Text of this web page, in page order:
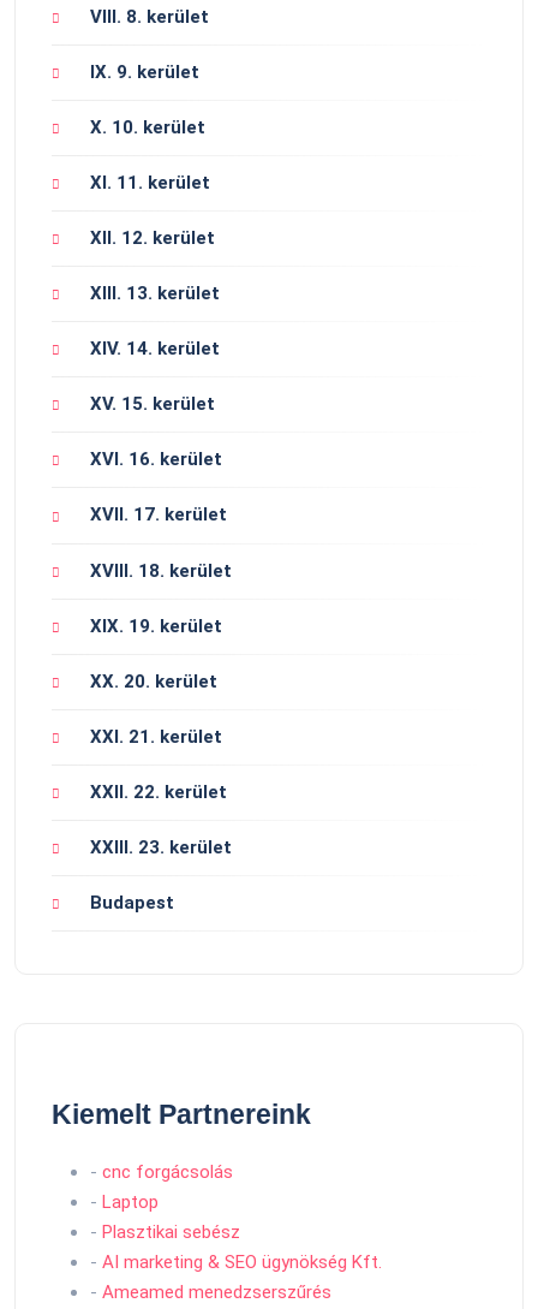
VIII. 8. kerület
IX. 9. kerület
X. 10. kerület
XI. 11. kerület
XII. 12. kerület
XIII. 13. kerület
XIV. 14. kerület
XV. 15. kerület
XVI. 16. kerület
XVII. 17. kerület
XVIII. 18. kerület
XIX. 19. kerület
XX. 20. kerület
XXI. 21. kerület
XXII. 22. kerület
XXIII. 23. kerület
Budapest
Kiemelt Partnereink
- cnc forgácsolás
- Laptop
- Plasztikai sebész
- AI marketing & SEO ügynökség Kft.
- Ameamed menedzserszűrés